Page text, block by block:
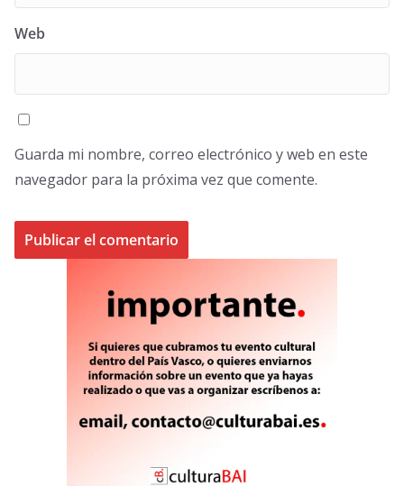
Web
Guarda mi nombre, correo electrónico y web en este
navegador para la próxima vez que comente.